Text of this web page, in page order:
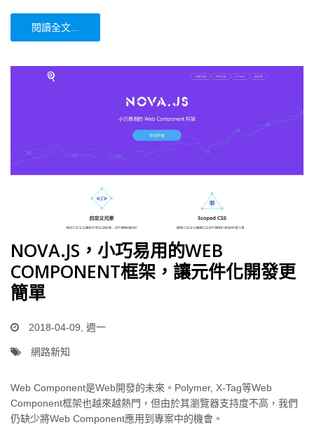
閱讀全文...
NOVA.JS，小巧易用的WEB
COMPONENT框架，讓元件化開發更
簡單
2018-04-09, 週一
網路新知
Web Component是Web開發的未來。Polymer, X-Tag等Web
Component框架也越來越熱門，但由於其瀏覽器支持度不高，我們
仍缺少將Web Component應用到專案中的機會。